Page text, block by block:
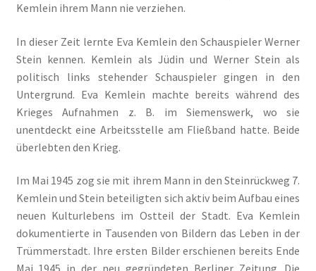
Kemlein ihrem Mann nie verziehen.
In dieser Zeit lernte Eva Kemlein den Schauspieler Werner
Stein kennen. Kemlein als Jüdin und Werner Stein als
politisch links stehender Schauspieler gingen in den
Untergrund. Eva Kemlein machte bereits während des
Krieges Aufnahmen z. B. im Siemenswerk, wo sie
unentdeckt eine Arbeitsstelle am Fließband hatte. Beide
überlebten den Krieg.
Im Mai 1945 zog sie mit ihrem Mann in den Steinrückweg 7.
Kemlein und Stein beteiligten sich aktiv beim Aufbau eines
neuen Kulturlebens im Ostteil der Stadt. Eva Kemlein
dokumentierte in Tausenden von Bildern das Leben in der
Trümmerstadt. Ihre ersten Bilder erschienen bereits Ende